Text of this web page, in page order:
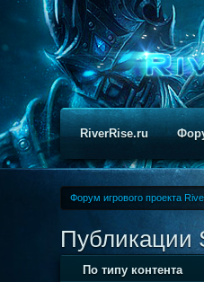
RiverRise.ru
Форум игрового проекта
Публикации
По типу контента